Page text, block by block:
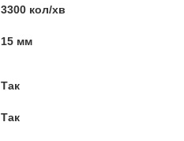
3300 кол/хв
15 мм
Так
Так